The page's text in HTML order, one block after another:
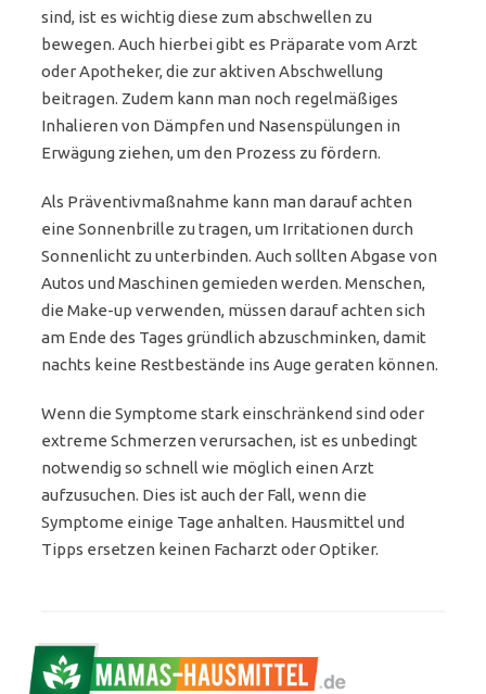
sind, ist es wichtig diese zum abschwellen zu
bewegen. Auch hierbei gibt es Präparate vom Arzt
oder Apotheker, die zur aktiven Abschwellung
beitragen. Zudem kann man noch regelmäßiges
Inhalieren von Dämpfen und Nasenspülungen in
Erwägung ziehen, um den Prozess zu fördern.
Als Präventivmaßnahme kann man darauf achten
eine Sonnenbrille zu tragen, um Irritationen durch
Sonnenlicht zu unterbinden. Auch sollten Abgase von
Autos und Maschinen gemieden werden. Menschen,
die Make-up verwenden, müssen darauf achten sich
am Ende des Tages gründlich abzuschminken, damit
nachts keine Restbestände ins Auge geraten können.
Wenn die Symptome stark einschränkend sind oder
extreme Schmerzen verursachen, ist es unbedingt
notwendig so schnell wie möglich einen Arzt
aufzusuchen. Dies ist auch der Fall, wenn die
Symptome einige Tage anhalten. Hausmittel und
Tipps ersetzen keinen Facharzt oder Optiker.